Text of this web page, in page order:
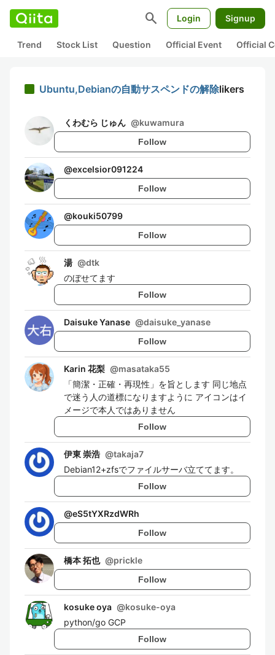
search Login Signup
Trend Stock List Question Official Event Official
Ubuntu,Debianの自動サスペンドの解除likers
くわむら じゅん @kuwamura
Follow
@excelsior091224
Follow
@kouki50799
Follow
湯 @dtk
のぼせてます
Follow
Daisuke Yanase @daisuke_yanase
Follow
Karin 花梨 @masataka55
「簡潔・正確・再現性」を旨とします 同じ地点
で迷う人の道標になりますように アイコンはイ
メージで本人ではありません
Follow
伊東 崇浩 @takaja7
Debian12+zfsでファイルサーバ立ててます。
Follow
@eS5tYXRzdWRh
Follow
橋本 拓也 @prickle
Follow
kosuke oya @kosuke-oya
python/go GCP
Follow